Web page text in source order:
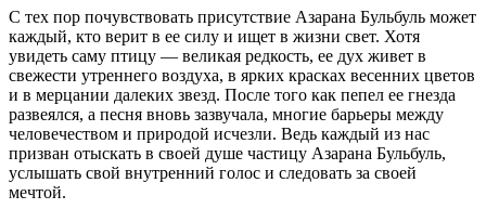
С тех пор почувствовать присутствие Азарана Бульбуль может
каждый, кто верит в ее силу и ищет в жизни свет. Хотя
увидеть саму птицу — великая редкость, ее дух живет в
свежести утреннего воздуха, в ярких красках весенних цветов
и в мерцании далеких звезд. После того как пепел ее гнезда
развеялся, а песня вновь зазвучала, многие барьеры между
человечеством и природой исчезли. Ведь каждый из нас
призван отыскать в своей душе частицу Азарана Бульбуль,
услышать свой внутренний голос и следовать за своей
мечтой.